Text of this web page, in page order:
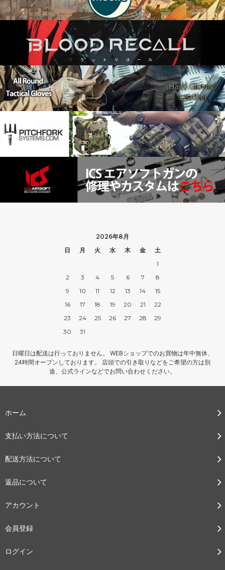
2026年8月
日
月 火 水 木 金
土
1
2
3 4 5 6 7
8
9
10 11 12 13 14
15
16
17 18 19 20 21
22
23
24 25 26 27 28
29
30
31
日曜日は配送は行っておりません。 WEBショップでのお買物は年中無休、
24時間オープンしております。 店頭での引き取りなどをご希望の方は別
途、公式ラインなどでお問い合わせください。
ホーム
支払い方法について
配送方法について
返品について
アカウント
会員登録
ログイン